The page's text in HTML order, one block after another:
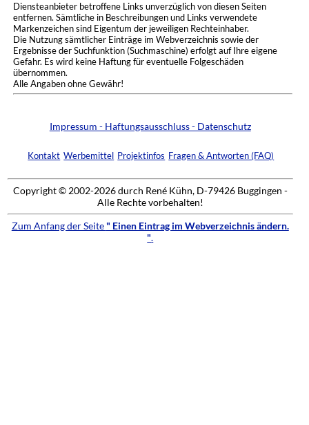
Diensteanbieter betroffene Links unverzüglich von diesen Seiten
entfernen. Sämtliche in Beschreibungen und Links verwendete
Markenzeichen sind Eigentum der jeweiligen Rechteinhaber.
Die Nutzung sämtlicher Einträge im Webverzeichnis sowie der
Ergebnisse der Suchfunktion (Suchmaschine) erfolgt auf Ihre eigene
Gefahr. Es wird keine Haftung für eventuelle Folgeschäden
übernommen.
Alle Angaben ohne Gewähr!
Impressum - Haftungsausschluss - Datenschutz
Kontakt Werbemittel Projektinfos Fragen & Antworten (FAQ)
Copyright © 2002-2026 durch René Kühn, D-79426 Buggingen -
Alle Rechte vorbehalten!
Zum Anfang der Seite " Einen Eintrag im Webverzeichnis ändern.
".